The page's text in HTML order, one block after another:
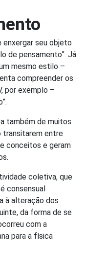
enxergar seu objeto
de pensamento”. Já
mesmo estilo –
compreender os
por exemplo –
também de muitos
transitarem entre
conceitos e geram
coletiva, que
consensual
à alteração dos
da forma de se
com a
para a física